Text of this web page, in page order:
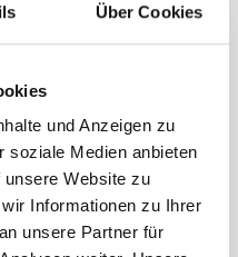
Über Cookies
und Anzeigen zu
soziale Medien anbieten
Website zu
Informationen zu Ihrer
unsere Partner für
15
di consegna:ca. 3-5 Arbeitstage